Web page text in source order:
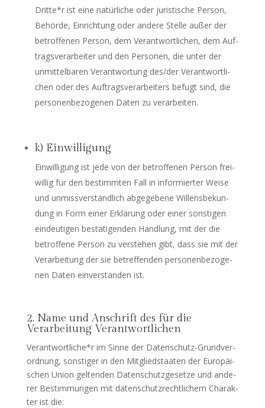
Dritte*r ist eine natür­li­che oder juris­ti­sche Per­son,
Behör­de, Ein­rich­tung oder ande­re Stel­le außer der
betrof­fe­nen Per­son, dem Ver­ant­wort­li­chen, dem Auf­
trags­ver­ar­bei­ter und den Per­so­nen, die unter der
unmit­tel­ba­ren Ver­ant­wor­tung des/der Ver­ant­wort­li­
chen oder des Auf­trags­ver­ar­bei­ters befugt sind, die
per­so­nen­be­zo­ge­nen Daten zu verarbeiten.
k) Einwilligung
Ein­wil­li­gung ist jede von der betrof­fe­nen Per­son frei­
wil­lig für den bestimm­ten Fall in infor­mier­ter Wei­se
und unmiss­ver­ständ­lich abge­ge­be­ne Wil­lens­be­kun­
dung in Form einer Erklä­rung oder einer sons­ti­gen
ein­deu­ti­gen bestä­ti­gen­den Hand­lung, mit der die
betrof­fe­ne Per­son zu ver­ste­hen gibt, dass sie mit der
Ver­ar­bei­tung der sie betref­fen­den per­so­nen­be­zo­ge­
nen Daten ein­ver­stan­den ist.
2. Name und Anschrift des für die
Verarbeitung Verantwortlichen
Verantwortliche*r im Sin­ne der Daten­schutz-Grund­ver­
ord­nung, sons­ti­ger in den Mit­glied­staa­ten der Euro­päi­
schen Uni­on gel­ten­den Daten­schutz­ge­set­ze und ande­
rer Bestim­mun­gen mit daten­schutz­recht­li­chem Cha­rak­
ter ist die: